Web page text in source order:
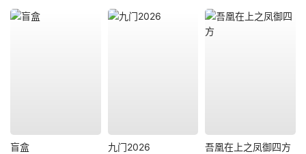
盲盒 九门2026 吾凰在上之凤御四方